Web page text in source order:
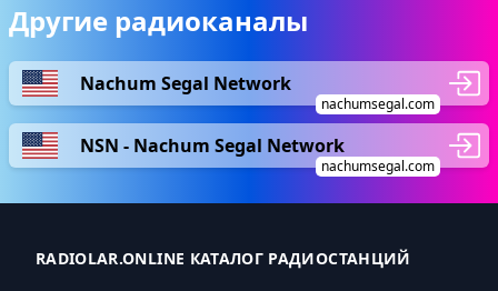
Другие радиоканалы
Nachum Segal Network
nachumsegal.com
NSN - Nachum Segal Network
nachumsegal.com
RADIOLAR.ONLINE КАТАЛОГ РАДИОСТАНЦИЙ